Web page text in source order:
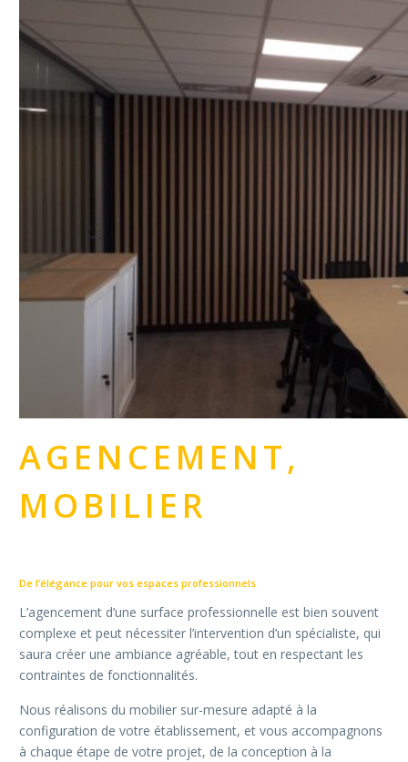
AGENCEMENT,
MOBILIER
De l’élégance pour vos espaces professionnels
L’agencement d’une surface professionnelle est bien souvent
complexe et peut nécessiter l’intervention d’un spécialiste, qui
saura créer une ambiance agréable, tout en respectant les
contraintes de fonctionnalités.
Nous réalisons du mobilier sur-mesure adapté à la
configuration de votre établissement, et vous accompagnons
à chaque étape de votre projet, de la conception à la